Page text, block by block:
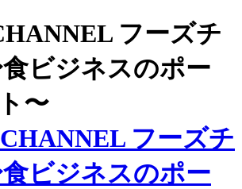
フーズチ
ビジネスのポー
〜